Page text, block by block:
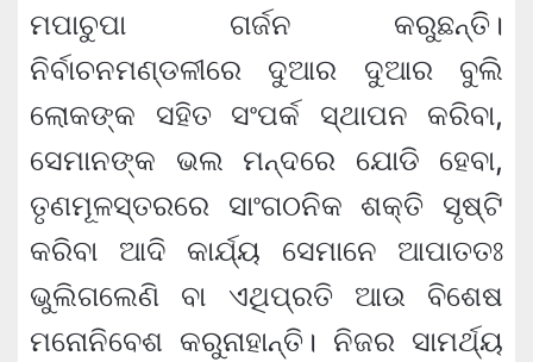
ମପାଚୁପା ଗର୍ଜନ କରୁଛନ୍ତି।
ନିର୍ବାଚନମଣ୍ଡଳୀରେ ଦୁଆର ଦୁଆର ବୁଲି
ଲୋକଙ୍କ ସହିତ ସଂପର୍କ ସ୍ଥାପନ କରିବା,
ସେମାନଙ୍କ ଭଲ ମନ୍ଦରେ ଯୋଡି ହେବା,
ତୃଣମୂଳସ୍ତରରେ ସାଂଗଠନିକ ଶକ୍ତି ସୃଷ୍ଟି
କରିବା ଆଦି କାର୍ଯ୍ୟ ସେମାନେ ଆପାତତଃ
ଭୁଲିଗଲେଣି ବା ଏଥିପ୍ରତି ଆଉ ବିଶେଷ
ମନୋନିବେଶ କରୁନାହାନ୍ତି। ନିଜର ସାମର୍ଥ୍ୟ